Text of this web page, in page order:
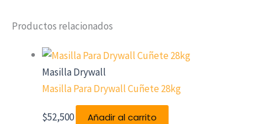
Productos relacionados
Masilla Drywall
Masilla Para Drywall Cuñete 28kg
$52,500 Añadir al carrito